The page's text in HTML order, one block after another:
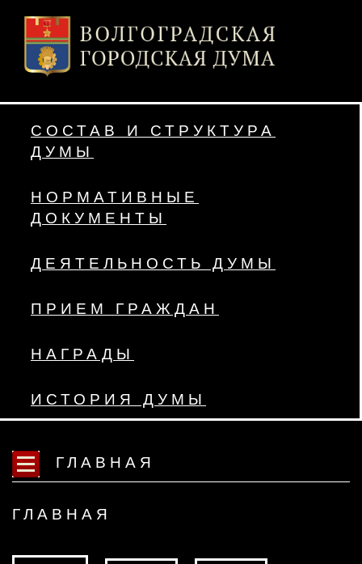
СОСТАВ И СТРУКТУРА
ДУМЫ
НОРМАТИВНЫЕ
ДОКУМЕНТЫ
ДЕЯТЕЛЬНОСТЬ ДУМЫ
ПРИЕМ ГРАЖДАН
НАГРАДЫ
ИСТОРИЯ ДУМЫ
ГЛАВНАЯ
ГЛАВНАЯ